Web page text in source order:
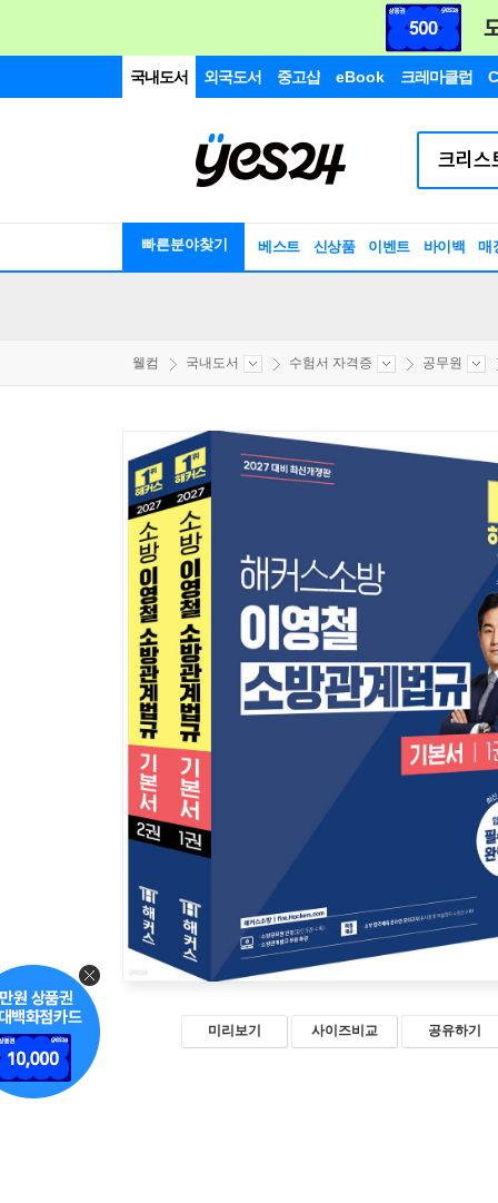
국내도서 외국도서 중고샵 eBook 크레마클럽
빠른분야찾기 베스트 신상품 이벤트 바이백 매
웰컴 국내도서 수험서 자격증 공무원
미리보기 사이즈비교 공유하기